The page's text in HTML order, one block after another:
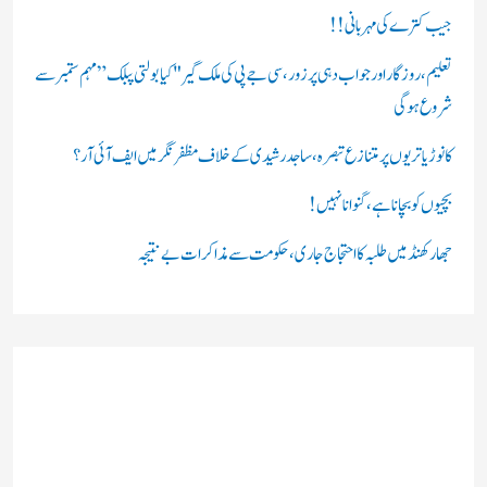
ں
:
جیب کترے کی مہربانی !!
تعلیم، روزگار اور جواب دہی پر زور، سی جے پی کی ملک گیر "کیا بولتی پبلک” مہم ستمبر سے
شروع ہوگی
کانوڑ یاتریوں پر متنازع تبصرہ، ساجد رشیدی کے خلاف مظفرنگر میں ایف آئی آر؟
بچیوں کو بچانا ہے، گنوانا نہیں!
جھارکھنڈ میں طلبہ کا احتجاج جاری، حکومت سے مذاکرات بے نتیجہ